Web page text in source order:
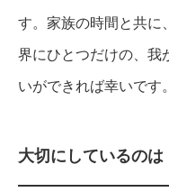
す。家族の時間と共に
界にひとつだけの、我
いができれば幸いです。
大切にしているのは